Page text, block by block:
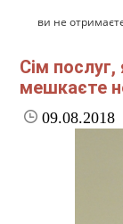
ви не
Сім
мешкаєте
09.08.2018